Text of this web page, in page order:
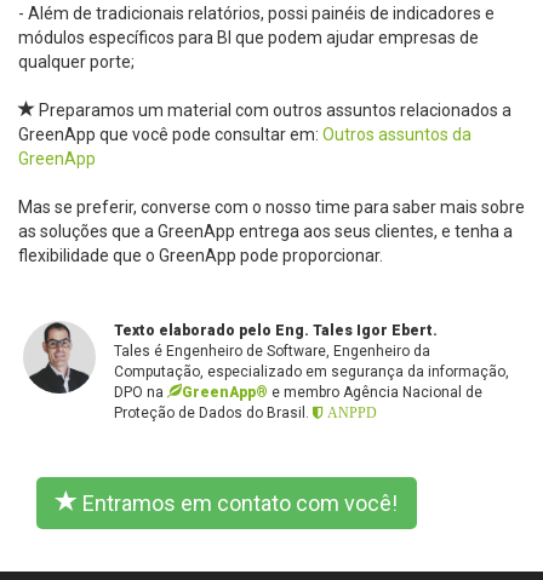
- Além de tradicionais relatórios, possi painéis de indicadores e
módulos específicos para BI que podem ajudar empresas de
qualquer porte;
Preparamos um material com outros assuntos relacionados a
GreenApp que você pode consultar em: Outros assuntos da
GreenApp
Mas se preferir, converse com o nosso time para saber mais sobre
as soluções que a GreenApp entrega aos seus clientes, e tenha a
flexibilidade que o GreenApp pode proporcionar.
Texto elaborado pelo Eng. Tales Igor Ebert.
Tales é Engenheiro de Software, Engenheiro da
Computação, especializado em segurança da informação,
DPO na
GreenApp® e membro Agência Nacional de
Proteção de Dados do Brasil.
ANPPD
Entramos em contato com você!